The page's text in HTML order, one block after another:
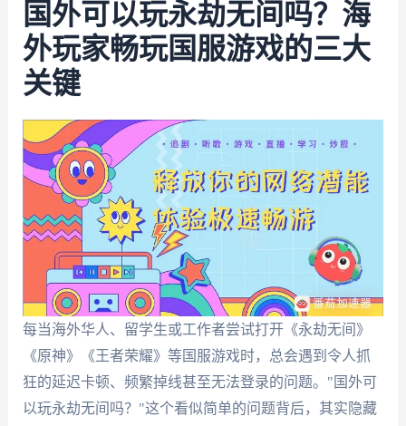
国外可以玩永劫无间吗？海
外玩家畅玩国服游戏的三大
关键
每当海外华人、留学生或工作者尝试打开《永劫无间》
《原神》《王者荣耀》等国服游戏时，总会遇到令人抓
狂的延迟卡顿、频繁掉线甚至无法登录的问题。"国外可
以玩永劫无间吗？"这个看似简单的问题背后，其实隐藏